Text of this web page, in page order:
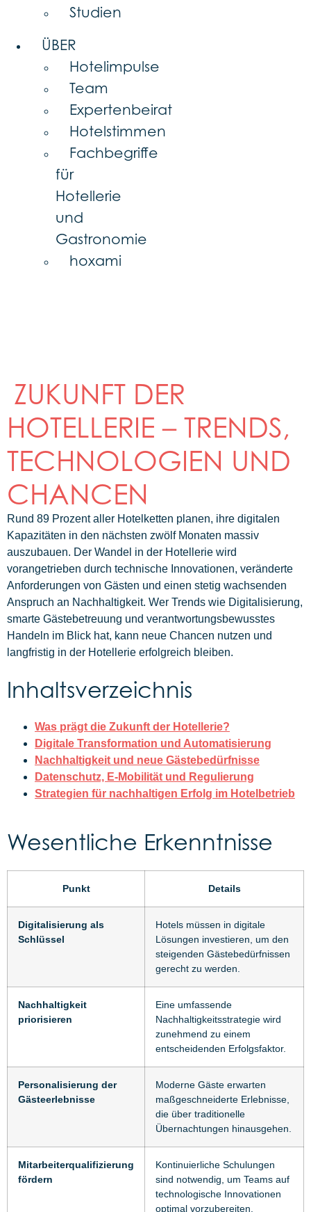
Studien
ÜBER
Hotelimpulse
Team
Expertenbeirat
Hotelstimmen
Fachbegriffe
für
Hotellerie
und
Gastronomie
hoxami
ZUKUNFT DER
HOTELLERIE – TRENDS,
TECHNOLOGIEN UND
CHANCEN
Rund 89 Prozent aller Hotelketten planen, ihre digitalen
Kapazitäten in den nächsten zwölf Monaten massiv
auszubauen. Der Wandel in der Hotellerie wird
vorangetrieben durch technische Innovationen, veränderte
Anforderungen von Gästen und einen stetig wachsenden
Anspruch an Nachhaltigkeit. Wer Trends wie Digitalisierung,
smarte Gästebetreuung und verantwortungsbewusstes
Handeln im Blick hat, kann neue Chancen nutzen und
langfristig in der Hotellerie erfolgreich bleiben.
Inhaltsverzeichnis
Was prägt die Zukunft der Hotellerie?
Digitale Transformation und Automatisierung
Nachhaltigkeit und neue Gästebedürfnisse
Datenschutz, E-Mobilität und Regulierung
Strategien für nachhaltigen Erfolg im Hotelbetrieb
Wesentliche Erkenntnisse
Punkt Details
Digitalisierung als
Schlüssel
Hotels müssen in digitale
Lösungen investieren, um den
steigenden Gästebedürfnissen
gerecht zu werden.
Nachhaltigkeit
priorisieren
Eine umfassende
Nachhaltigkeitsstrategie wird
zunehmend zu einem
entscheidenden Erfolgsfaktor.
Personalisierung der
Gästeerlebnisse
Moderne Gäste erwarten
maßgeschneiderte Erlebnisse,
die über traditionelle
Übernachtungen hinausgehen.
Mitarbeiterqualifizierung
fördern
Kontinuierliche Schulungen
sind notwendig, um Teams auf
technologische Innovationen
optimal vorzubereiten.